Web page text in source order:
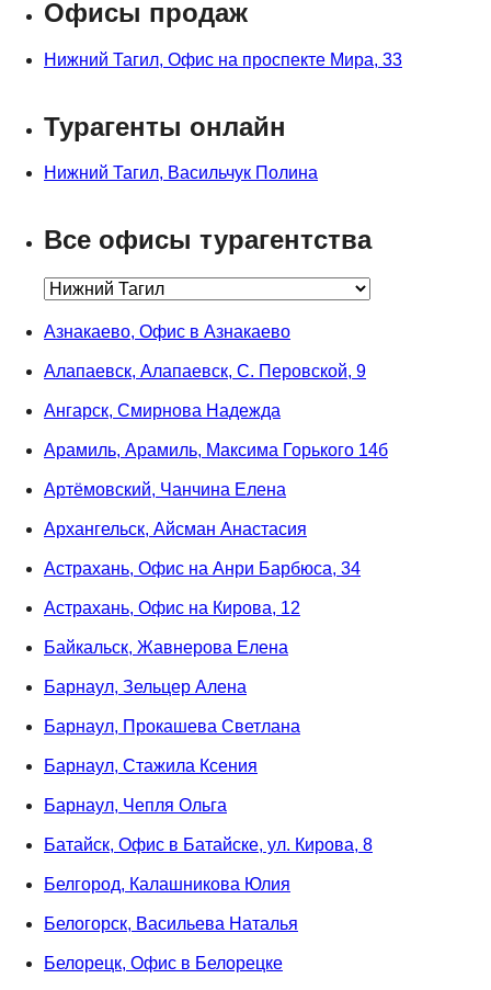
Офисы продаж
Нижний Тагил, Офис на проспекте Мира, 33
Турагенты онлайн
Нижний Тагил, Васильчук Полина
Все офисы турагентства
Азнакаево, Офис в Азнакаево
Алапаевск, Алапаевск, С. Перовской, 9
Ангарск, Смирнова Надежда
Арамиль, Арамиль, Максима Горького 14б
Артёмовский, Чанчина Елена
Архангельск, Айсман Анастасия
Астрахань, Офис на Анри Барбюса, 34
Астрахань, Офис на Кирова, 12
Байкальск, Жавнерова Елена
Барнаул, Зельцер Алена
Барнаул, Прокашева Светлана
Барнаул, Стажила Ксения
Барнаул, Чепля Ольга
Батайск, Офис в Батайске, ул. Кирова, 8
Белгород, Калашникова Юлия
Белогорск, Васильева Наталья
Белорецк, Офис в Белорецке